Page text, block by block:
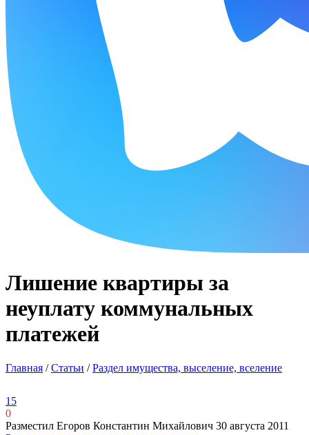
Лишение квартиры за
неуплату коммунальных
платежей
Главная /Статьи /Раздел имущества, выселение, вселение
15
0
Разместил Егоров Константин Михайлович 30 августа 2011